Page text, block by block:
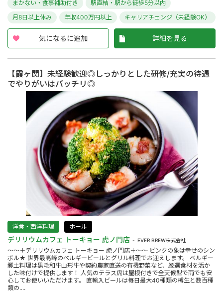
まかない・食事補助付き
駅直結・駅から徒歩5分以内
月8日以上休み
年収400万円以上 キャリアチェンジ（未経験OK）
気になるに追加 詳細を見る
【霞ヶ関】未経験歓迎◎しっかりとした研修/充実の待遇
でやりがいはバッチリ◎
洋食・西洋料理 ホール
デリリウムカフェ トーキョー 虎ノ門店 EVER BREW株式会社
～～＋デリリウムカフェ トーキョー 虎ノ門店＋～～ ピンクの象は幸せのシン
ボル★ 世界最高峰のベルギービールとグリル料理でお迎えします。 ベルギー
郷土料理は黒毛和牛山形牛や契約農家直送の有機野菜など、厳選食材を活か
した味付けで提供します！ 人気のテラス席は屋根付きで全天候型で雨でも安
心してお使いいただけます。 直輸入ビールは毎日最大40種類の樽生と数百種
類の....